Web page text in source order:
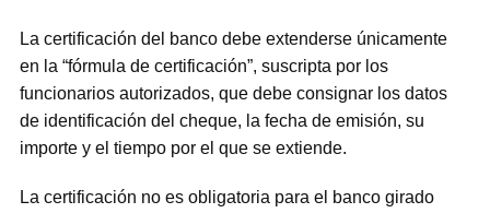
La certificación del banco debe extenderse únicamente
en la “fórmula de certificación”, suscripta por los
funcionarios autorizados, que debe consignar los datos
de identificación del cheque, la fecha de emisión, su
importe y el tiempo por el que se extiende.
La certificación no es obligatoria para el banco girado